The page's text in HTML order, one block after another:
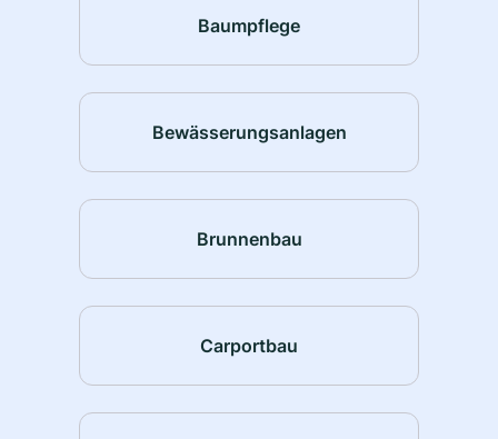
Baumpflege
Bewässerungsanlagen
Brunnenbau
Carportbau